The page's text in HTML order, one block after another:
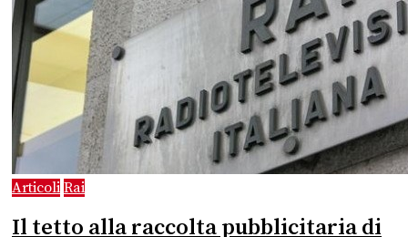
Articoli Rai
Il tetto alla raccolta pubblicitaria di